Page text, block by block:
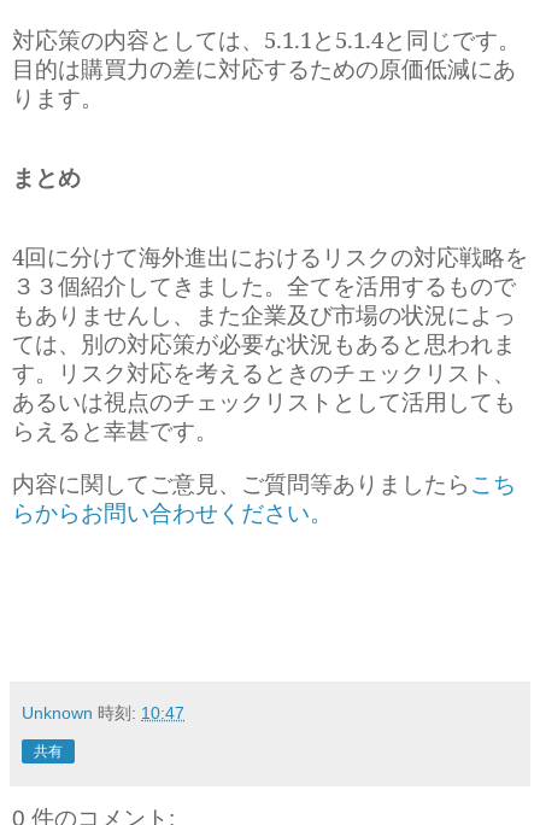
対応策の内容としては、 5.1.1 と 5.1.4と同じです。
目的は購買力の差に対応するための原価低減にあ
ります。
まとめ
4回に分けて海外進出におけるリスクの対応戦略を
３３個紹介してきました。全てを活用するもので
もありませんし、また企業及び市場の状況によっ
ては、別の対応策が必要な状況もあると思われま
す。リスク対応を考えるときのチェックリスト、
あるいは視点のチェックリストとして活用しても
らえると幸甚です。
内容に関してご意見、ご質問等ありましたら こち
らからお問い合わせください。
Unknown 時刻: 10:47
共有
0 件のコメント: